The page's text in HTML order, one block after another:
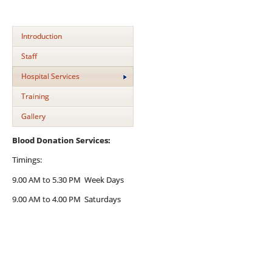
Introduction
Staff
Hospital Services
Training
Gallery
Blood Donation Services:
Timings:
9.00 AM to 5.30 PM Week Days
9.00 AM to 4.00 PM Saturdays